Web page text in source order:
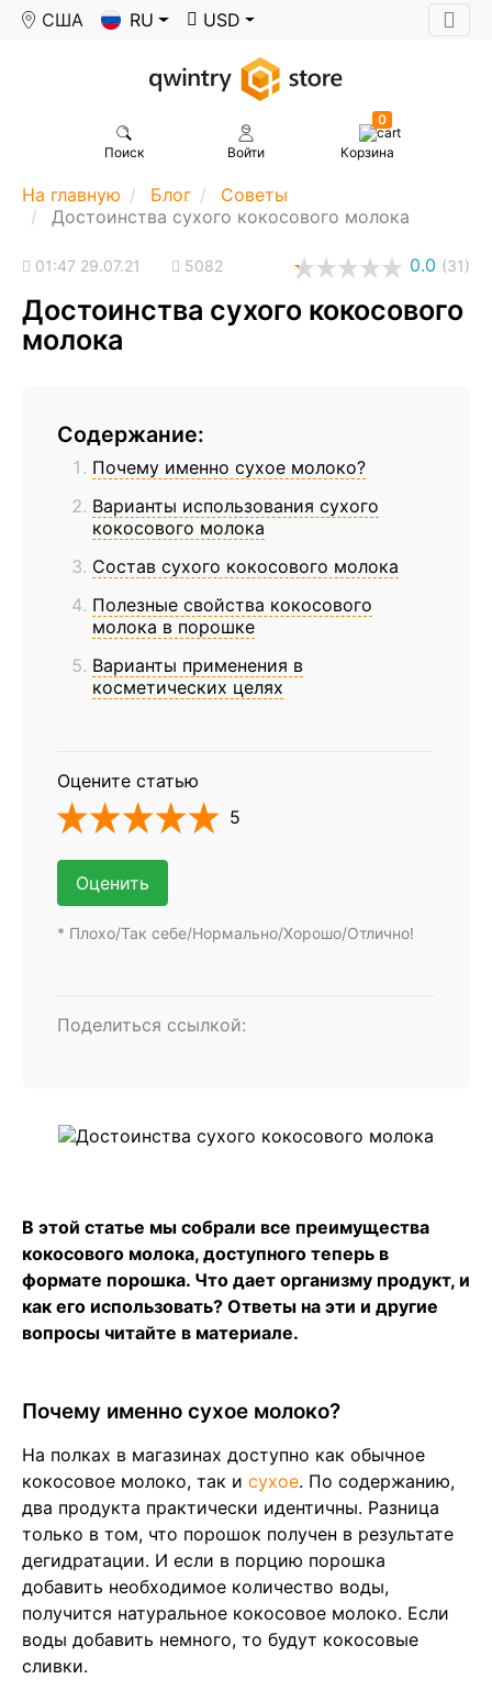
США RU USD
Поиск Войти
0
Корзина
На главную Блог
Советы
Достоинства сухого кокосового молока
01:47 29.07.21 5082 0.0 (31)
Достоинства сухого кокосового
молока
Содержание:
Почему именно сухое молоко?
Варианты использования сухого
кокосового молока
Состав сухого кокосового молока
Полезные свойства кокосового
молока в порошке
Варианты применения в
косметических целях
Оцените статью
5
Оценить
* Плохо/Так себе/Нормально/Хорошо/Отлично!
Поделиться ссылкой:
В этой статье мы собрали все преимущества
кокосового молока, доступного теперь в
формате порошка. Что дает организму продукт, и
как его использовать? Ответы на эти и другие
вопросы читайте в материале.
Почему именно сухое молоко?
На полках в магазинах доступно как обычное
кокосовое молоко, так и сухое. По содержанию,
два продукта практически идентичны. Разница
только в том, что порошок получен в результате
дегидратации. И если в порцию порошка
добавить необходимое количество воды,
получится натуральное кокосовое молоко. Если
воды добавить немного, то будут кокосовые
сливки.